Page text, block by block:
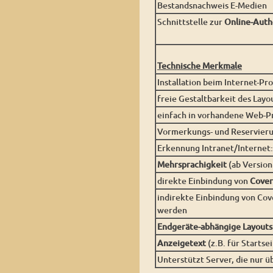
Bestandsnachweis E-Medien
Schnittstelle zurOnline-
Technische Merkmale
Installation beim Internet-
freie Gestaltbarkeit des
einfach in vorhandene Web-
Vormerkungs- und
Erkennung Intranet/
Mehrsprachigkeit (ab
direkte Einbindung vonCover
indirekte Einbindung von
werden
Endgeräte-abhängige Layouts
Anzeigetext (z.B. für
Unterstützt Server, die nur